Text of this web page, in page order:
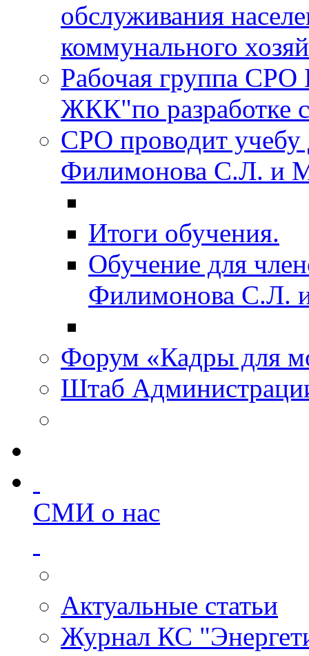
обслуживания
коммунального
Рабочая группа
ЖКК"по разработке
СРО проводит учебу
Филимонова С.Л. и
Итоги обучения.
Обучение для
Филимонова С.Л.
Форум «Кадры для
Штаб
СМИ о нас
Актуальные статьи
Журнал КС